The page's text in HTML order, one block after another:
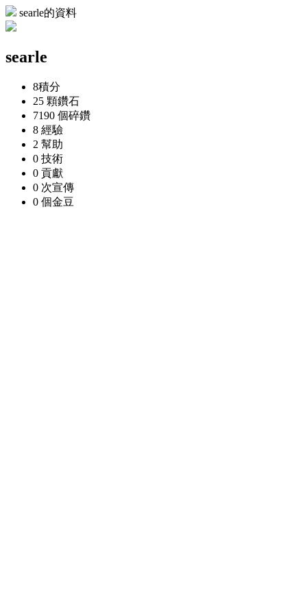
searle的資料
searle
8積分
25 顆鑽石
7190 個碎鑽
8 經驗
2 幫助
0 技術
0 貢獻
0 次宣傳
0 個金豆